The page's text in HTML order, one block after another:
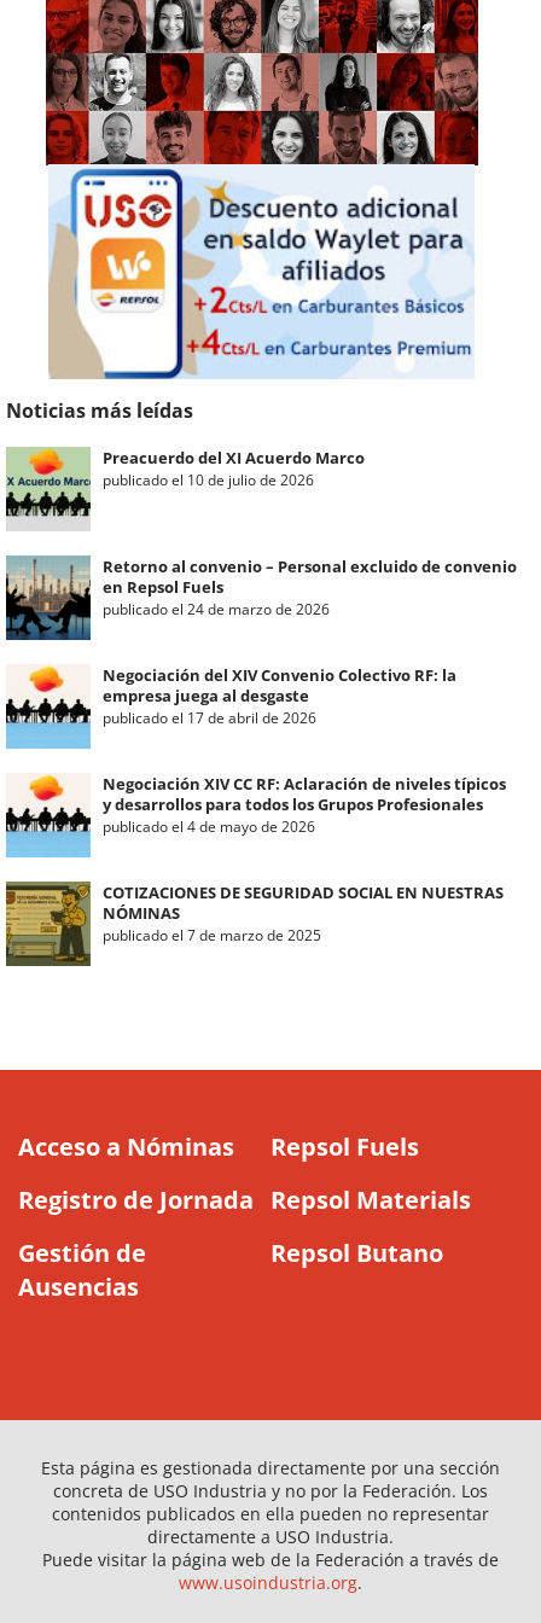
Noticias más leídas
Preacuerdo del XI Acuerdo Marco
publicado el 10 de julio de 2026
Retorno al convenio – Personal excluido de convenio
en Repsol Fuels
publicado el 24 de marzo de 2026
Negociación del XIV Convenio Colectivo RF: la
empresa juega al desgaste
publicado el 17 de abril de 2026
Negociación XIV CC RF: Aclaración de niveles típicos
y desarrollos para todos los Grupos Profesionales
publicado el 4 de mayo de 2026
COTIZACIONES DE SEGURIDAD SOCIAL EN NUESTRAS
NÓMINAS
publicado el 7 de marzo de 2025
Acceso a Nóminas
Registro de Jornada
Gestión de
Ausencias
Repsol Fuels
Repsol Materials
Repsol Butano
Esta página es gestionada directamente por una sección
concreta de USO Industria y no por la Federación. Los
contenidos publicados en ella pueden no representar
directamente a USO Industria.
Puede visitar la página web de la Federación a través de
www.usoindustria.org.